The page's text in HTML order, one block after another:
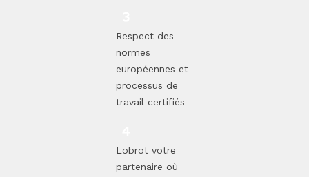
Respect des
normes
européennes et
processus de
travail certifiés
Lobrot votre
partenaire où